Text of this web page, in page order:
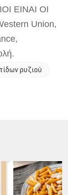
ΕΙΝΑΙ ΟΙ
Union,
ρυζιού